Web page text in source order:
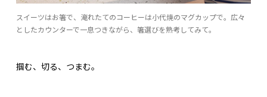
スイーツはお箸で、淹れたてのコーヒーは小代焼のマグカップで。広々
としたカウンターで一息つきながら、箸選びを熟考してみて。
掴む、切る、つまむ。